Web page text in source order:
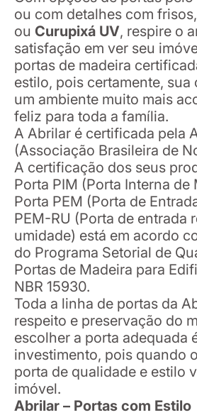
ou com detalhes com
ou Curupixá UV, respire o
satisfação em ver seu
portas de madeira
estilo, pois certamente, sua
um ambiente muito mais
feliz para toda a família.
A Abrilar é certificada pela
(Associação Brasileira de
A certificação dos seus
Porta PIM (Porta Interna de
Porta PEM (Porta de
PEM-RU (Porta de entrada
umidade) está em acordo
do Programa Setorial de
Portas de Madeira para
NBR 15930.
Toda a linha de portas da
respeito e preservação do
escolher a porta adequada
investimento, pois quando
porta de qualidade e estilo
imóvel.
Abrilar – Portas com Estilo